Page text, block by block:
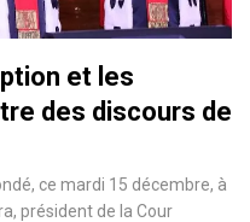
et les
des discours de
ce mardi 15 décembre, à
président de la Cour